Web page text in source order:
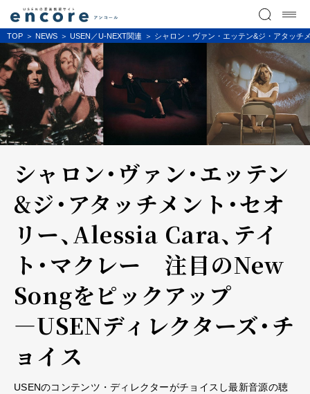
TOP NEWS USEN／U-NEXT関連 シャロン・ヴァン・エッテン&ジ・アタッ
シャロン・ヴァン・エッテン
&ジ・アタッチメント・セオ
リー、Alessia Cara、テイ
ト・マクレー 注目のNew
Songをピックアップ
―USENディレクターズ・チ
ョイス
USENのコンテンツ・ディレクターがチョイスし最新音源の聴